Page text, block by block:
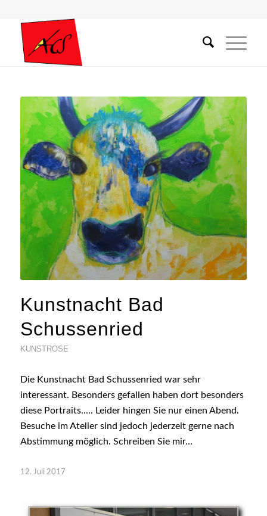
Kunstnacht Bad
Schussenried
KUNSTROSE
Die Kunstnacht Bad Schussenried war sehr
interessant. Besonders gefallen haben dort besonders
diese Portraits..... Leider hingen Sie nur einen Abend.
Besuche im Atelier sind jedoch jederzeit gerne nach
Abstimmung möglich. Schreiben Sie mir…
12. Juli 2017